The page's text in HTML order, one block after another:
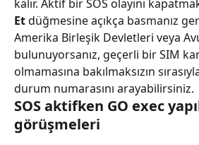
kalır. Aktif bir SOS olayını
Et düğmesine açıkça basmanız
Amerika Birleşik Devletleri veya
bulunuyorsanız, geçerli bir SIM
olmamasına bakılmaksızın
durum numarasını arayabilirsiniz.
SOS aktifken GO exec
görüşmeleri